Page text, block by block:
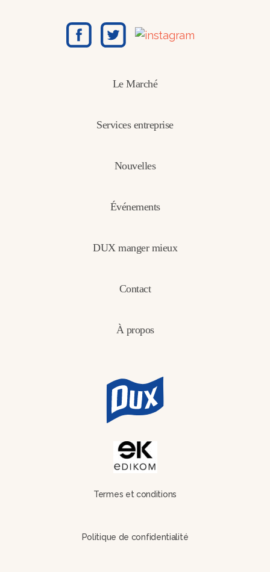
Le Marché
Services entreprise
Nouvelles
Événements
DUX manger mieux
Contact
À propos
Termes et conditions
Politique de confidentialité